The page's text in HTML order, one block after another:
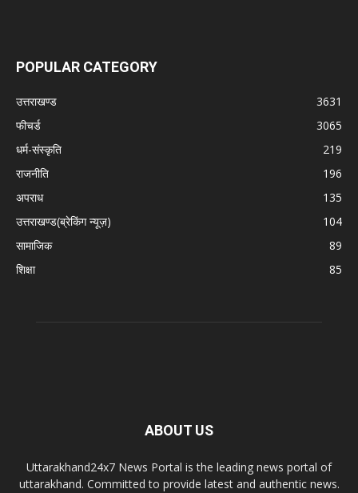
POPULAR CATEGORY
उत्तराखण्ड
3631
फीचर्ड
3065
धर्म-संस्कृति
219
राजनीति
196
अपराध
135
उत्तराखण्ड(ब्रेकिंग न्यूज़)
104
सामाजिक
89
शिक्षा
85
ABOUT US
Uttarakhand24x7 News Portal is the leading news portal of
uttarakhand. Committed to provide latest and authentic news.